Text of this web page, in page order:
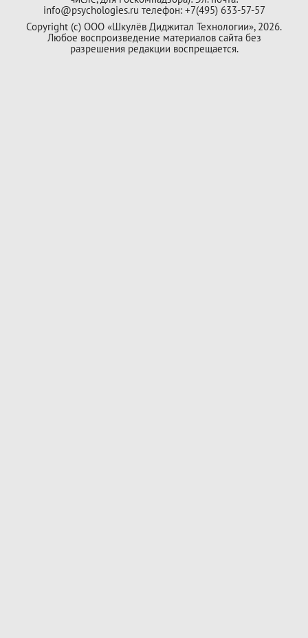
info@psychologies.ru телефон: +7(495) 633-57-57
Copyright (с) ООО «Шкулёв Диджитал Технологии», 2026.
Любое воспроизведение материалов сайта без
разрешения редакции воспрещается.